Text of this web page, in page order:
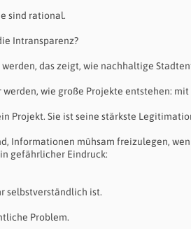
sind rational.
Intransparenz?
werden, das zeigt, wie nachhaltige
wie große Projekte entstehen:
Projekt. Sie ist seine stärkste
Informationen mühsam freizulegen,
gefährlicher Eindruck:
selbstverständlich ist.
Problem.